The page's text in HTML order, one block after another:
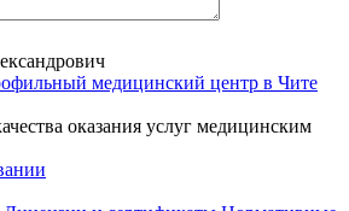
оказания услуг медицинским